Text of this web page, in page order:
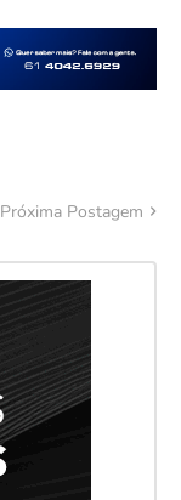
Próxima Postagem